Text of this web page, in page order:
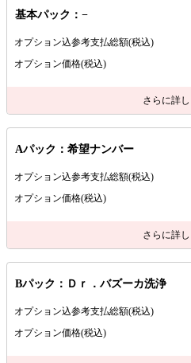
基本パック：−
オプション込参考支払総額(税込)
オプション価格(税込)
さらに詳し
Aパック：希望ナンバー
オプション込参考支払総額(税込)
オプション価格(税込)
さらに詳し
Bパック：Ｄｒ．バズーカ洗浄
オプション込参考支払総額(税込)
オプション価格(税込)